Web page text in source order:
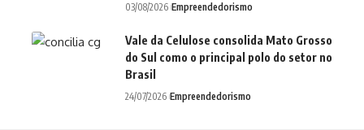
03/08/2026 Empreendedorismo
Vale da Celulose consolida Mato Grosso
do Sul como o principal polo do setor no
Brasil
24/07/2026 Empreendedorismo